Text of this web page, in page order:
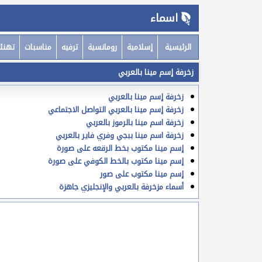
اسماء
الرئيسية إسلامية رومانسية ترفيه مناسبات
زخرفة إسم مينا بالعربي
زخرفة إسم مينا بالعربي
زخرفة إسم مينا بالعربي التواصل الاجتماعي
زخرفة اسم مينا بالرموز بالعربي
زخرفة اسم مينا ببجي وفري فاير بالعربي
إسم مينا مكتوب بخط الرقعه على صورة
إسم مينا مكتوب بالخط الكوفي على صورة
إسم مينا مكتوب على صور
أسماء مزخرفة بالعربي والإنجليزي جاهزة